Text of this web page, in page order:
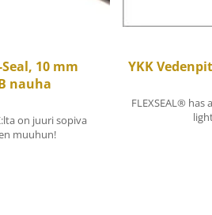
10 mm
nauha
on juuri sopiva
muuhun!
YKK
FLEXSEAL®